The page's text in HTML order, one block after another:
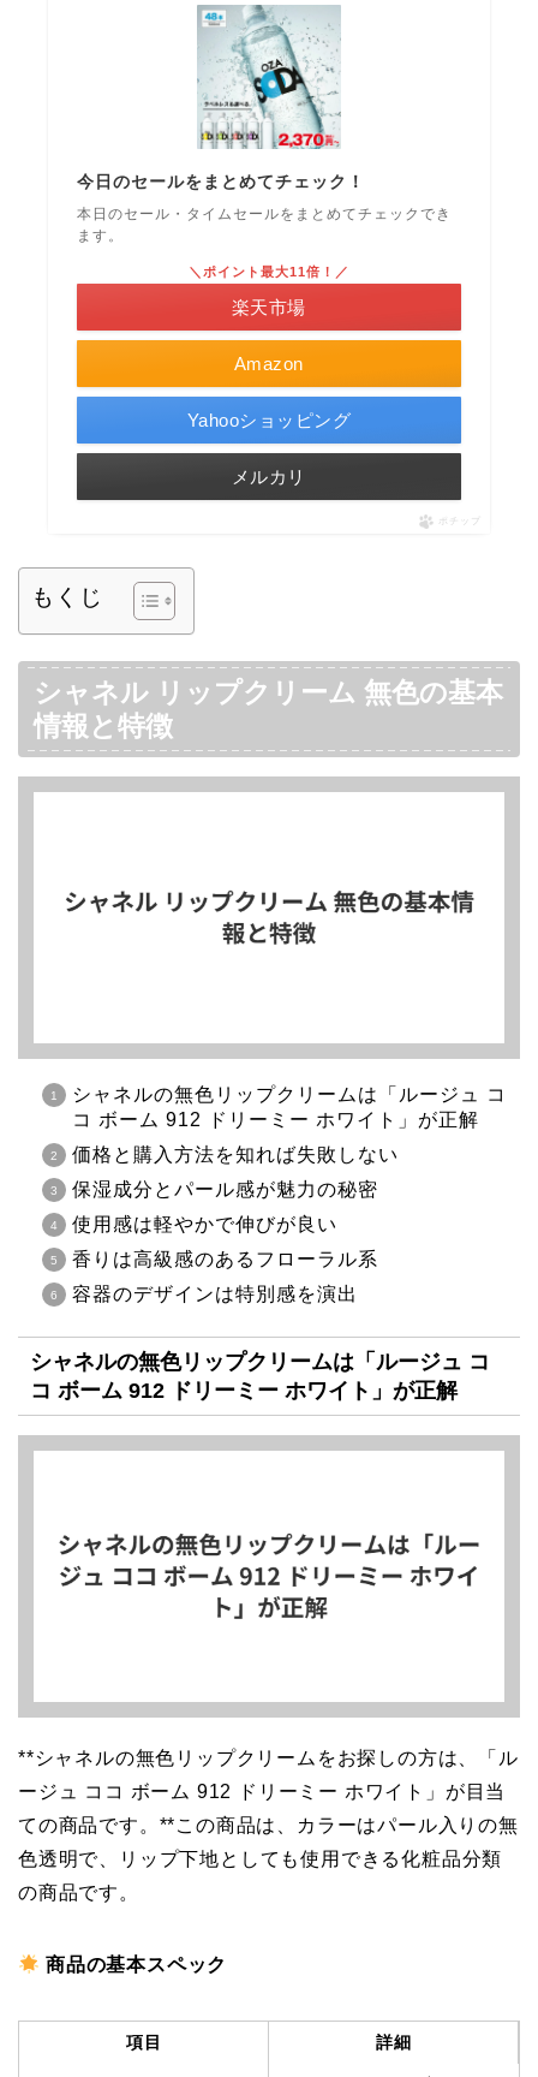
今日のセールをまとめてチェック！
本日のセール・タイムセールをまとめてチェックでき
ます。
Amazon
＼ポイント最大11倍！／
楽天市場
Yahooショッピング
メルカリ
ポチップ
もくじ
シャネル リップクリーム 無色の基本
情報と特徴
シャネルの無色リップクリームは「ルージュ コ
コ ボーム 912 ドリーミー ホワイト」が正解
価格と購入方法を知れば失敗しない
保湿成分とパール感が魅力の秘密
使用感は軽やかで伸びが良い
香りは高級感のあるフローラル系
容器のデザインは特別感を演出
シャネルの無色リップクリームは「ルージュ コ
コ ボーム 912 ドリーミー ホワイト」が正解
**シャネルの無色リップクリームをお探しの方は、「ル
ージュ ココ ボーム 912 ドリーミー ホワイト」が目当
ての商品です。**この商品は、カラーはパール入りの無
色透明で、リップ下地としても使用できる化粧品分類
の商品です。
商品の基本スペック
項目 詳細